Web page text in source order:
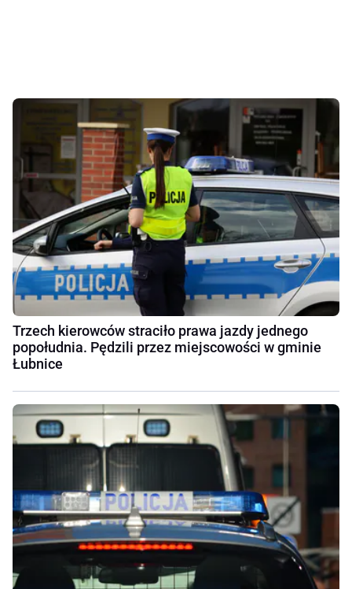
Trzech kierowców straciło prawa jazdy jednego
popołudnia. Pędzili przez miejscowości w gminie
Łubnice